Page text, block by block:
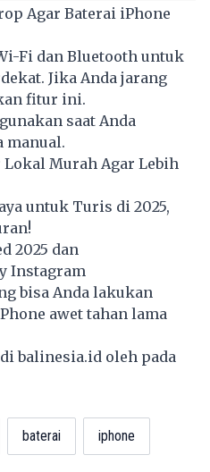
Agar Baterai iPhone
Fi dan Bluetooth untuk
Jika Anda jarang
fitur ini.
saat Anda
manual.
Murah Agar Lebih
untuk Turis di 2025,
2025 dan
Instagram
bisa Anda lakukan
awet tahan lama
dibalinesia.id oleh pada
baterai iphone